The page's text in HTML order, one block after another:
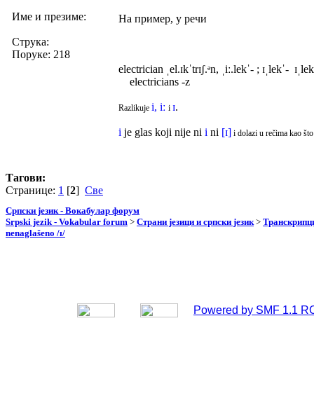
Име и презиме:
Струка:
Поруке: 218
На пример, у речи
electrician ˌel.ɪkˈtrɪʃ.ᵊn, ˌiː.lekˈ- ; ɪˌlekˈ-
electricians -z
Razlikuje i, iː i ɪ.
i je glas koji nije ni i ni [ɪ] i dolazi u rečima kao
Тагови:
Странице: 1 [2] Све
Српски језик - Вокабулар форум
Srpski jezik - Vokabular forum > Страни језици и српски језик>
nenaglašeno /ɪ/
Powered by SMF 1.1